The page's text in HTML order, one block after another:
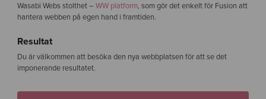
Wasabi Webs stolthet – WW platform, som gör det enkelt för Fusion att
hantera webben på egen hand i framtiden.
Resultat
Du är välkommen att besöka den nya webbplatsen för att se det
imponerande resultatet.